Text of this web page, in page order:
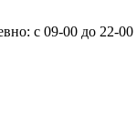
с 09-00 до 22-00